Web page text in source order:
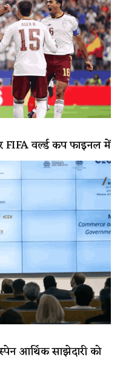
FIFA वर्ल्ड कप फाइनल में
आर्थिक साझेदारी को